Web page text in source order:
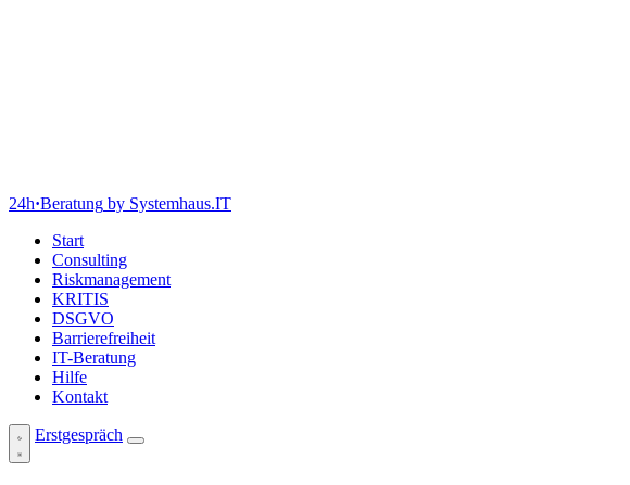
24h·Beratung by Systemhaus.IT
Start
Consulting
Riskmanagement
KRITIS
DSGVO
Barrierefreiheit
IT-Beratung
Hilfe
Kontakt
Erstgespräch